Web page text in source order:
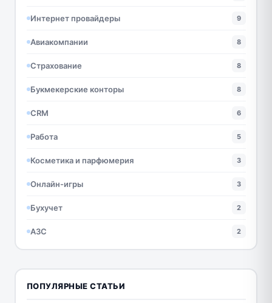
Интернет провайдеры 9
Авиакомпании 8
Страхование 8
Букмекерские конторы 8
CRM 6
Работа 5
Косметика и парфюмерия 3
Онлайн-игры 3
Бухучет 2
АЗС 2
ПОПУЛЯРНЫЕ СТАТЬИ